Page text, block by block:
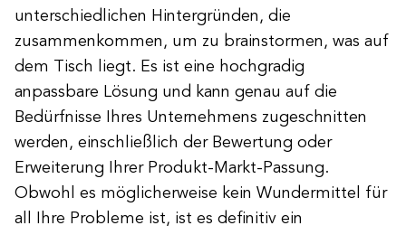
unterschiedlichen Hintergründen, die
zusammenkommen, um zu brainstormen, was auf
dem Tisch liegt. Es ist eine hochgradig
anpassbare Lösung und kann genau auf die
Bedürfnisse Ihres Unternehmens zugeschnitten
werden, einschließlich der Bewertung oder
Erweiterung Ihrer Produkt-Markt-Passung.
Obwohl es möglicherweise kein Wundermittel für
all Ihre Probleme ist, ist es definitiv ein